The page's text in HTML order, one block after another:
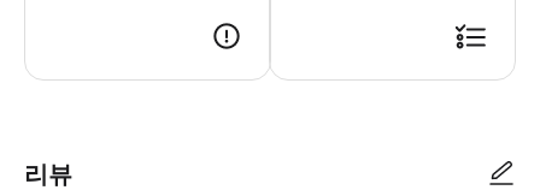
리뷰